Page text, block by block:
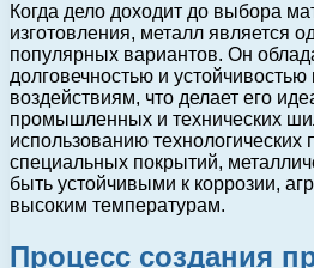
Когда дело доходит до выбора
изготовления, металл является
популярных вариантов. Он
долговечностью и
воздействиям, что делает его
промышленных и технических
использованию технологических
специальных покрытий,
быть устойчивыми к коррозии,
высоким температурам.
Процесс создания